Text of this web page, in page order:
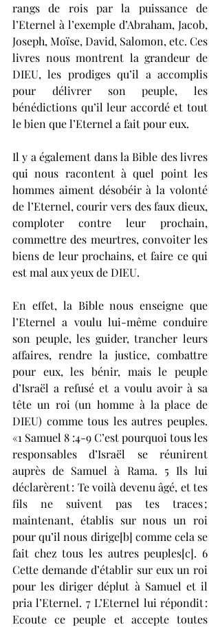
rangs de rois par la puissance de
l’Eternel à l’exemple d’Abraham, Jacob,
Joseph, Moïse, David, Salomon, etc. Ces
livres nous montrent la grandeur de
DIEU, les prodiges qu’il a accomplis
pour délivrer son peuple, les
bénédictions qu’il leur accordé et tout
le bien que l’Eternel a fait pour eux.
Il y a également dans la Bible des livres
qui nous racontent à quel point les
hommes aiment désobéir à la volonté
de l’Eternel, courir vers des faux dieux,
comploter contre leur prochain,
commettre des meurtres, convoiter les
biens de leur prochains, et faire ce qui
est mal aux yeux de DIEU.
En effet, la Bible nous enseigne que
l’Eternel a voulu lui-même conduire
son peuple, les guider, trancher leurs
affaires, rendre la justice, combattre
pour eux, les bénir, mais le peuple
d’Israël a refusé et a voulu avoir à sa
tête un roi (un homme à la place de
DIEU) comme tous les autres peuples.
«1 Samuel 8 :4-9 C’est pourquoi tous les
responsables d’Israël se réunirent
auprès de Samuel à Rama. 5 Ils lui
déclarèrent : Te voilà devenu âgé, et tes
fils ne suivent pas tes traces ;
maintenant, établis sur nous un roi
pour qu’il nous dirige[b] comme cela se
fait chez tous les autres peuples[c]. 6
Cette demande d’établir sur eux un roi
pour les diriger déplut à Samuel et il
pria l’Eternel. 7 L’Eternel lui répondit :
Ecoute ce peuple et accepte toutes